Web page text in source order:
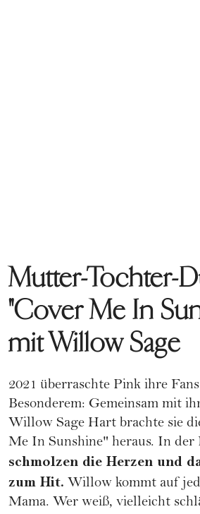
Mutter-Tochter-
"Cover Me In
mit Willow Sage
2021 überraschte Pink ihre
Besonderem: Gemeinsam mit
Willow Sage Hart brachte sie
Me In Sunshine" heraus. In der
schmolzen die Herzen und
zum Hit. Willow kommt auf
Mama. Wer weiß, vielleicht